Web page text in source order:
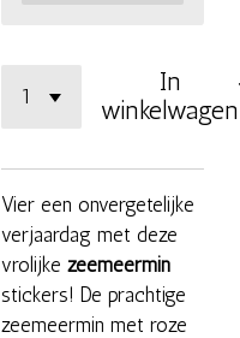
In
winkelwagen
Vier een onvergetelijke
verjaardag met deze
vrolijke zeemeermin
stickers! De prachtige
zeemeermin met roze